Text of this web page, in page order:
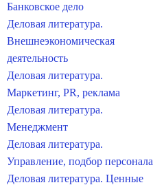
Банковское дело
Деловая литература.
Внешнеэкономическая
деятельность
Деловая литература.
Маркетинг, PR, реклама
Деловая литература.
Менеджмент
Деловая литература.
Управление, подбор персонала
Деловая литература. Ценные